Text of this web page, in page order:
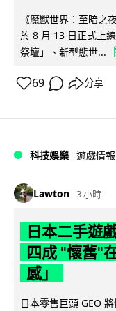
《魔獸世界：至暗之
於 8 月 13 日正式上
祭壇」、新型態世...
69 分享
科技娛樂 遊戲情報
Lawton 3 小時
日本二手遊
四成 "懷舊"
感」
日本零售巨頭 GEO